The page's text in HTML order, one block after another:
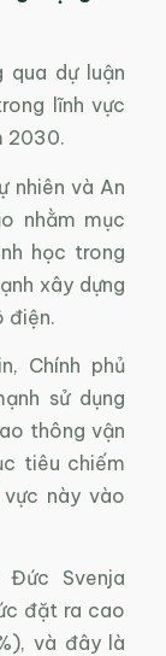
dự luận
lĩnh vực
2030.
nhiên và An
nhằm mục
học trong
xây dựng
điện.
Chính phủ
sử dụng
thông vận
tiêu chiếm
này vào
Svenja
đặt ra cao
và đây là